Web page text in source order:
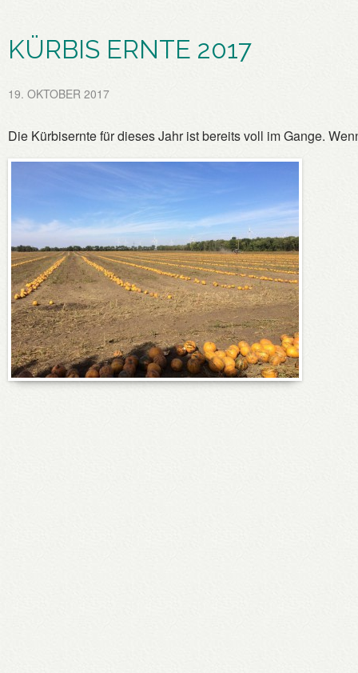
KÜRBIS ERNTE 2017
19. OKTOBER 2017
Die Kürbisernte für dieses Jahr ist bereits voll im Gange.